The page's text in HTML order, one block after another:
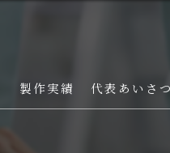
製作実績 代表あいさ